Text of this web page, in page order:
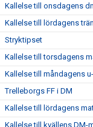
Kallelse till onsdagens
Kallelse till lördagens
Stryktipset
Kallelse till torsdagens
Kallelse till måndagens
Trelleborgs FF i DM
Kallelse till lördagens
Kallelse till kvällens DM-